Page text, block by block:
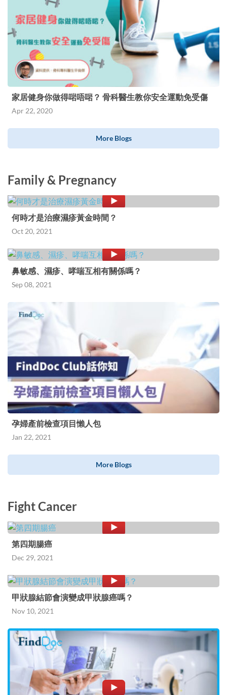
家居健身你做得啱唔啱？ 骨科醫生教你安全運動免受傷
Apr 22, 2020
More Blogs
Family & Pregnancy
何時才是治療濕疹黃金時間？
Oct 20, 2021
鼻敏感、濕疹、哮喘互相有關係嗎？
Sep 08, 2021
孕婦產前檢查項目懶人包
Jan 22, 2021
More Blogs
Fight Cancer
第四期腸癌
Dec 29, 2021
甲狀腺結節會演變成甲狀腺癌嗎？
Nov 10, 2021